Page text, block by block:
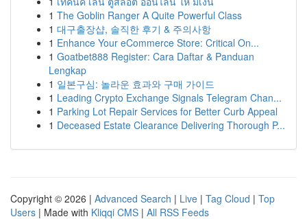
1 The Goblin Ranger A Quite Powerful Class
1 대구출장샵, 솔직한 후기 & 주의사항
1 Enhance Your eCommerce Store: Critical On...
1 Goatbet888 Register: Cara Daftar & Panduan
Lengkap
1 일본구심: 놀라운 효과와 구매 가이드
1 Leading Crypto Exchange Signals Telegram Chan...
1 Parking Lot Repair Services for Better Curb Appeal
1 Deceased Estate Clearance Delivering Thorough P...
Copyright © 2026 | Advanced Search | Live | Tag Cloud | Top
Users | Made with Kliqqi CMS | All RSS Feeds